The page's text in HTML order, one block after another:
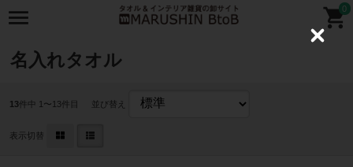
0
名入れタオル
13件中 1〜13件目 並び替え
表示切替
C